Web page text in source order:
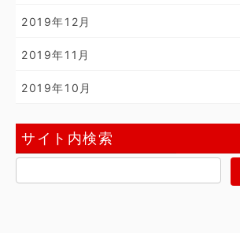
2019年12月
2019年11月
2019年10月
サイト内検索